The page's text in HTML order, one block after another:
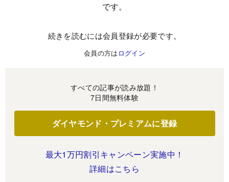
です。
続きを読むには会員登録が必要です。
会員の方は ログイン
すべての記事が読み放題！
7日間無料体験
ダイヤモンド・プレミアムに登録
最大1万円割引キャンペーン実施中！
詳細はこちら